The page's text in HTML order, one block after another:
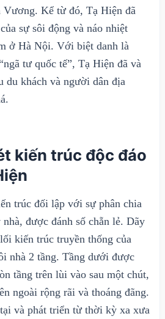
Vương. Kể từ đó, Tạ Hiện đã
sự sôi động và náo nhiệt
ở Hà Nội. Với biệt danh là
tư quốc tế”, Tạ Hiện đã và
du khách và người dân địa
kiến trúc độc đáo
trúc đối lập với sự phân chia
được đánh số chẵn lẻ. Dãy
kiến trúc truyền thống của
nhà 2 tầng. Tầng dưới được
tầng trên lùi vào sau một chút,
ngoài rộng rãi và thoáng đãng.
và phát triển từ thời kỳ xa xưa